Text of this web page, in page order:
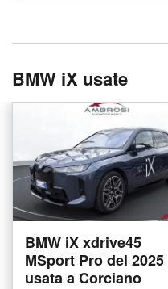
BMW iX usate
BMW iX xdrive45
MSport Pro del 2025
usata a Corciano